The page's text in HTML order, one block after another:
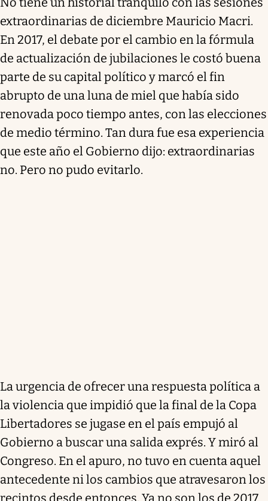
extraordinarias de diciembre Mauricio Macri.
En 2017, el debate por el cambio en la fórmula
de actualización de jubilaciones le costó buena
parte de su capital político y marcó el fin
abrupto de una luna de miel que había sido
renovada poco tiempo antes, con las elecciones
de medio término. Tan dura fue esa experiencia
que este año el Gobierno dijo: extraordinarias
no. Pero no pudo evitarlo.
La urgencia de ofrecer una respuesta política a
la violencia que impidió que la final de la Copa
Libertadores se jugase en el país empujó al
Gobierno a buscar una salida exprés. Y miró al
Congreso. En el apuro, no tuvo en cuenta aquel
antecedente ni los cambios que atravesaron los
recintos desde entonces. Ya no son los de 2017